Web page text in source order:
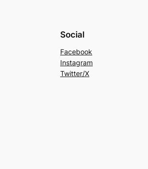
Social
Facebook
Instagram
Twitter/X